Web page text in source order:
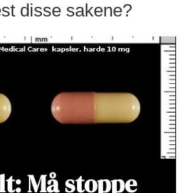
disse sakene?
Må stoppe